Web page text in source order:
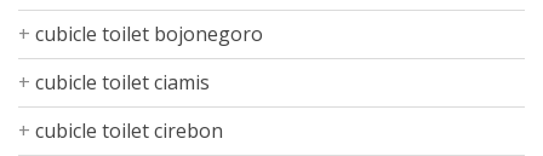
cubicle toilet bojonegoro
cubicle toilet ciamis
cubicle toilet cirebon